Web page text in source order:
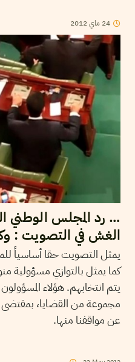
24 ماي2012
… رد المجلس الوطني
الغش في التصويت :
يمثل التصويت حقا أساسياً
كما يمثل بالتوازي مسؤولية
يتم انتخابهم. هؤلاء
مجموعة من القضايا، بمقتضى
عن مواقفنا منها.